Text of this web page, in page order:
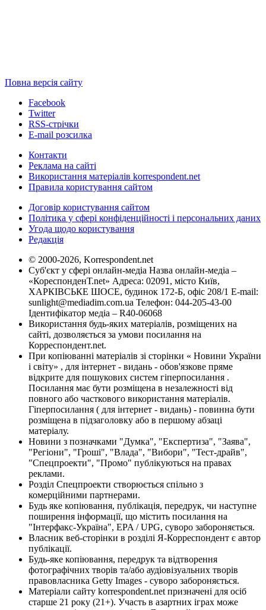
Повна версія сайту
Facebook
Twitter
RSS-стрічки
E-mail розсилка
Контакти
Реклама на сайті
Використання матеріалів korrespondent.net
Правила користування сайтом
Договір користування сайтом
Політика у сфері конфіденційності і персональних даних
Угода щодо користування
Редакція
© 2000-2026, Korrespondent.net
Суб'єкт у сфері онлайн-медіа Назва онлайн-медіа –
«КореспонденТ.net» Адреса: 02091, місто Київ,
ХАРКІВСЬКЕ ШОСЕ, будинок 172-Б, офіс 208/1 E-mail:
sunlight@mediadim.com.ua Телефон: 044-205-43-00
Ідентифікатор медіа – R40-06068
Використання будь-яких матеріалів, розміщених на
сайті, дозволяється за умови посилання на
Корреспондент.net.
При копіюванні матеріалів зі сторінки « Новини України
і світу» , для інтернет - видань - обов'язкове пряме
відкрите для пошукових систем гіперпосилання .
Посилання має бути розміщена в незалежності від
повного або часткового використання матеріалів.
Гіперпосилання ( для інтернет - видань) - повинна бути
розміщена в підзаголовку або в першому абзаці
матеріалу.
Новини з позначками "Думка", "Експертиза", "Заява",
"Регіони", "Гроші", "Влада", "Вибори", "Тест-драйв",
"Спецпроекти", "Промо" публікуються на правах
реклами.
Розділ Спецпроекти створюється спільно з
комерційними партнерами.
Будь яке копіювання, публікація, передрук, чи наступне
поширення інформації, що містить посилання на
"Інтерфакс-Україна", EPA / UPG, суворо забороняється.
Власник веб-сторінки в розділі Я-Корреспондент є автор
публікації.
Будь-яке копіювання, передрук та відтворення
фотографічних творів та/або аудіовізуальних творів
правовласника Getty Images - суворо забороняється.
Матеріали сайту korrespondent.net призначені для осіб
старше 21 року (21+). Участь в азартних іграх може